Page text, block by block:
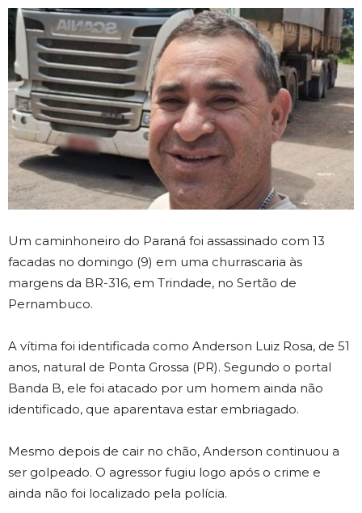
Um caminhoneiro do Paraná foi assassinado com 13
facadas no domingo (9) em uma churrascaria às
margens da BR-316, em Trindade, no Sertão de
Pernambuco.
A vítima foi identificada como Anderson Luiz Rosa, de 51
anos, natural de Ponta Grossa (PR). Segundo o portal
Banda B, ele foi atacado por um homem ainda não
identificado, que aparentava estar embriagado.
Mesmo depois de cair no chão, Anderson continuou a
ser golpeado. O agressor fugiu logo após o crime e
ainda não foi localizado pela polícia.